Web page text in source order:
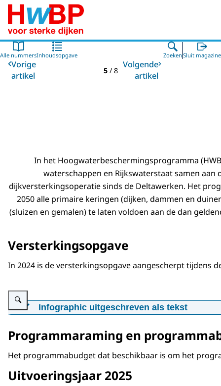
Naar de homepage van
Alle nummersInhoudsopgave Zoeken Sluit magazine
Vorige
artikel
5 / 8
Volgende
artikel
In het Hoogwaterbeschermingsprogramma
waterschappen en Rijkswaterstaat samen aan
dijkversterkingsoperatie sinds de Deltawerken. Het
2050 alle primaire keringen (dijken, dammen en
(sluizen en gemalen) te laten voldoen aan de dan
Versterkingsopgave
In 2024 is de versterkingsopgave aangescherpt tijdens
Vergroot afbeelding Overzicht van dijklengte en HWBP-budgetten per
Infographic uitgeschreven als tekst
Peildatum: 31-12-2025
Opgeleverd: 245 km
Op programma: 868 km
Programmaraming en
Het programmabudget dat beschikbaar is om het
Uitvoeringsjaar 2025